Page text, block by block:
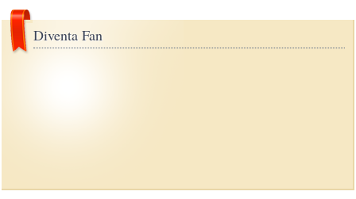
Diventa Fan